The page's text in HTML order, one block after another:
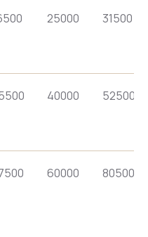
25000 31500
40000 52500
60000 80500